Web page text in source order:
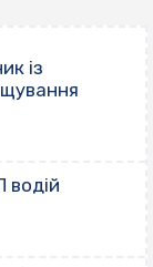
із
водій